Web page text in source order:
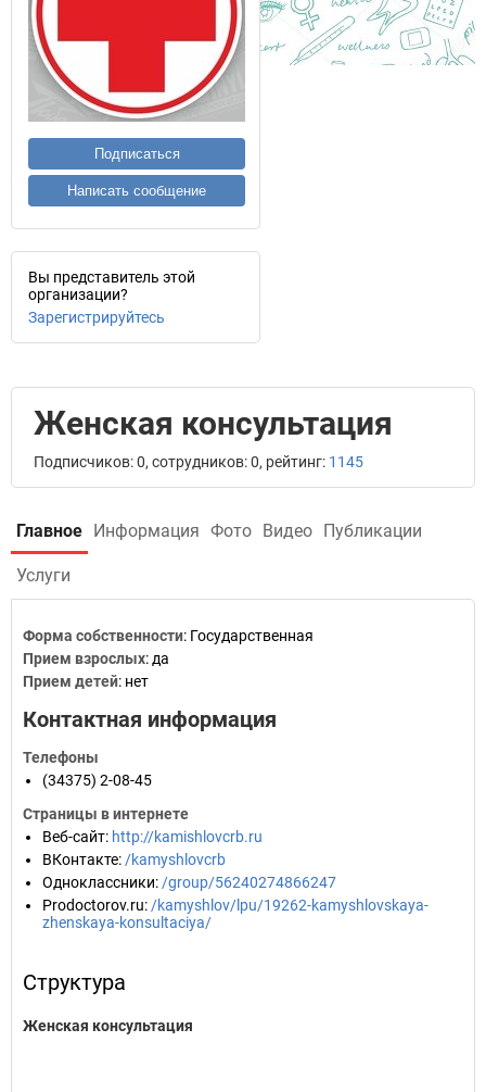
Подписаться
Написать сообщение
Вы представитель этой
организации?
Зарегистрируйтесь
Женская консультация
Подписчиков: 0, сотрудников: 0, рейтинг: 1145
Главное Информация Фото Видео Публикации
Услуги
Форма собственности: Государственная
Прием взрослых: да
Прием детей: нет
Контактная информация
Телефоны
(34375) 2-08-45
Страницы в интернете
Веб-сайт: http://kamishlovcrb.ru
ВКонтакте: /kamyshlovcrb
Одноклассники: /group/56240274866247
Prodoctorov.ru: /kamyshlov/lpu/19262-kamyshlovskaya-
zhenskaya-konsultaciya/
Структура
Женская консультация